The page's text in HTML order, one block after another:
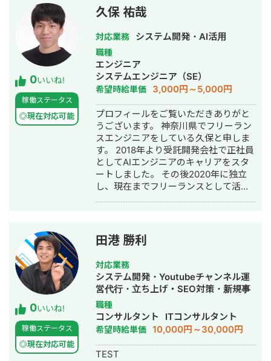
て支援。個人トレーナーおよび店舗の
両軸で実績を構築し、ジム業界におい
て累計20件以上の支援実績を有する。
【主な実績 店舗】 ・広告費15万円 →
売上300万円以上を達成 ・広告費4万
円 → 新規顧客12名を獲得 ・LINE導線
構築：体験申込率10％ → 35％へ改善
・MEO順位：地域15位 → 3位まで向上
・カウンセリング成約率：40％ →
70％へ改善 ・平均継続期間：7ヶ月 →
1年以上へ改善 【主な実績 個人】 ・
トレーナースクール事業6ヶ月で売上
250万円達成（0から企画〜ローンチま
で支援） ・オンラインパーソナル支
援 3年連続売上２００万円達成（本業
の対面パーソナルと別事業として構
築） 【SNS関連】 ・YouTubeチャン
SNSを通して、プロボディビルダーや
フィジーク選手などトップ層とのネッ
トワークも有り。 自身の競技者として
の経験に加え、マス層向けの健康・ダ
イエット領域から競技レベルの専門領
域まで幅広く理解。 さらにマーケティ
ング視点を掛け合わせることで、オー
ナー・現場・顧客すべての気持ちに精
通したコミュニュケーションで結果を
出すのが得意です。
0いいね!
稼働ステータス
◎現在対応可能
久保 祐哉
対応業務 システム開発・AI活用
職種
エンジニア
システムエンジニア（SE）
希望時給単価 3,000円～5,000円
プロフィールをご覧いただきありがと
うございます。 神奈川県でフリーラン
スエンジニアをしている久保と申しま
す。 2018年より受託開発会社で正社員
としてAIエンジニアのキャリアをスタ
ートしました。 その後2020年に独立
し、現在までフリーランスとして活動
0いいね!
稼働ステータス
◎現在対応可能
田港 勝利
対応業務
システム開発・Youtubeチャンネル運
営代行・立ち上げ・SEO対策・新規事
業立上・SNS運用代行・記事作成代
行・ライティング・ホームページ制
作・作成・AI活用
職種
コンサルタント ITコンサルタント
希望時給単価 10,000円～30,000円
TEST